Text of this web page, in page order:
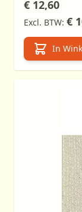
€ 12,60
€
In